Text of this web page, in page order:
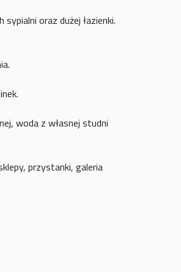
oraz dużej łazienki.
woda z własnej studni
przystanki, galeria